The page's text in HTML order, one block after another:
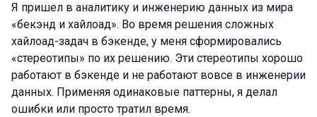
Я пришел в аналитику и инженерию данных из мира
«бекэнд и хайлоад». Во время решения сложных
хайлоад-задач в бэкенде, у меня сформировались
«стереотипы» по их решению. Эти стереотипы хорошо
работают в бэкенде и не работают вовсе в инженерии
данных. Применяя одинаковые паттерны, я делал
ошибки или просто тратил время.